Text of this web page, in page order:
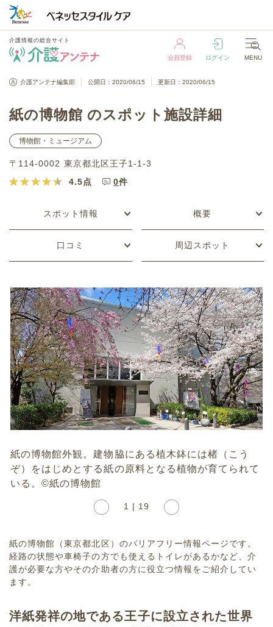
介護情報の総合サイト
会員登録 ログイン MENU
介護情報の総合サイト
介護アンテナ編集部 公開日：2020/06/15 更新日：2020/06/15
紙の博物館 のスポット施設詳細
博物館・ミュージアム
〒114-0002 東京都北区王子1-1-3
4.5点 0件
スポット情報 概要
口コミ 周辺スポット
紙の博物館外観。建物脇にある植木鉢には楮（こう
ぞ）をはじめとする紙の原料となる植物が育てられて
いる。©紙の博物館
1 | 19
紙の博物館（東京都北区）のバリアフリー情報ページです。
経路の状態や車椅子の方でも使えるトイレがあるかなど、介
護が必要な方やその介助者の方に役立つ情報をご紹介してい
ます。
洋紙発祥の地である王子に設立された世界